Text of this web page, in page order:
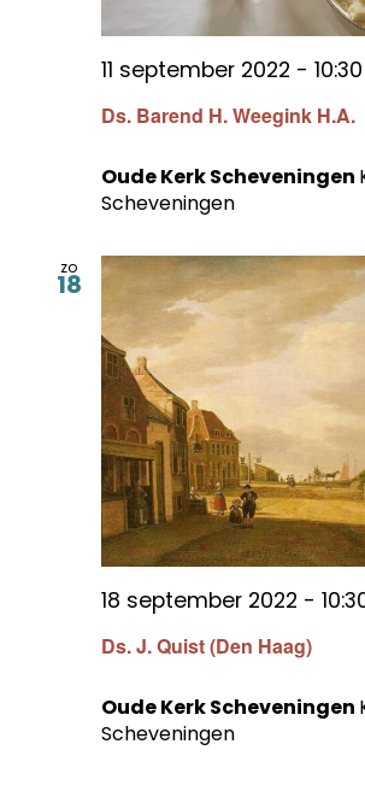
Ds. Barend H. Weegink H.A.
11 september 2022 - 10:30
Oude Kerk Scheveningen
Scheveningen
zo
18
Ds. J. Quist (Den Haag)
18 september 2022 -
Oude Kerk Scheveningen
Scheveningen